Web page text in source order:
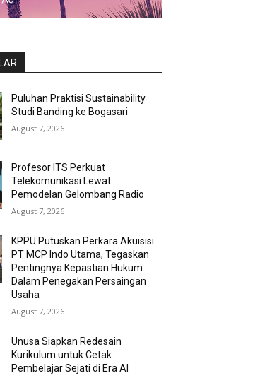
Puluhan Praktisi Sustainability
Studi Banding ke Bogasari
August 7, 2026
Profesor ITS Perkuat
Telekomunikasi Lewat
Pemodelan Gelombang Radio
August 7, 2026
KPPU Putuskan Perkara Akuisisi
PT MCP Indo Utama, Tegaskan
Pentingnya Kepastian Hukum
Dalam Penegakan Persaingan
Usaha
August 7, 2026
Unusa Siapkan Redesain
Kurikulum untuk Cetak
Pembelajar Sejati di Era AI